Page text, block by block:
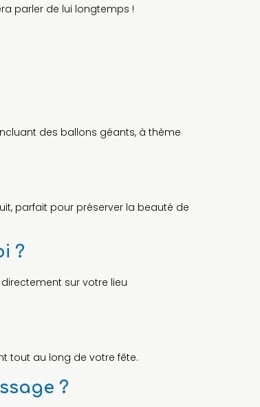
parler de lui longtemps !
des ballons géants, à thème
parfait pour préserver la beauté de
?
sur votre lieu
tout au long de votre fête.
?